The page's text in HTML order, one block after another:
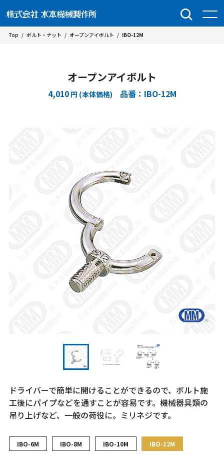
Top / ボルト・ナット / オープンアイボルト / IBO-12M
オープンアイボルト
4,010 円 (本体価格) 品番：IBO-12M
ドライバーで簡単に開けることができるので、ボルト施
工後にパイプなどを通すことが容易です。機械器具類の
吊り上げなど、一般の荷役に。ミリネジです。
IBO-6M IBO-8M IBO-10M IBO-12M